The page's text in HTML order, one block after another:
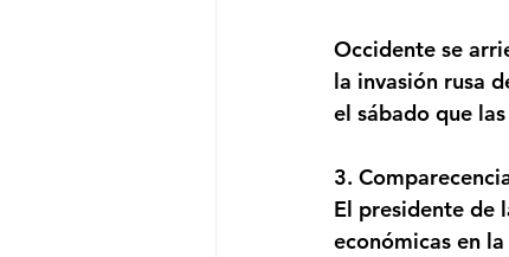
Occidente se
la invasión rusa
el sábado que
3.
El presidente de
económicas en